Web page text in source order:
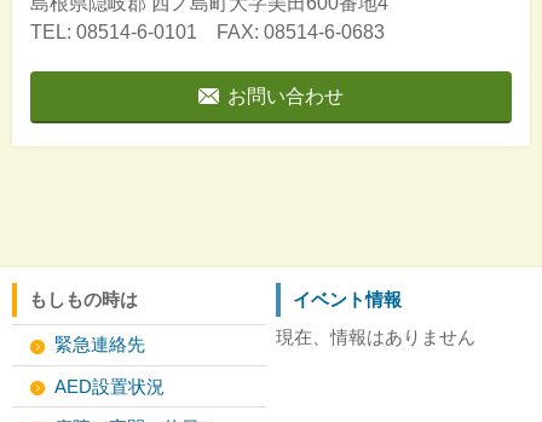
TEL: 08514-6-0101 FAX: 08514-6-0683
お問い合わせ
もしもの時は
緊急連絡先
AED設置状況
イベント情報
現在、情報はありません